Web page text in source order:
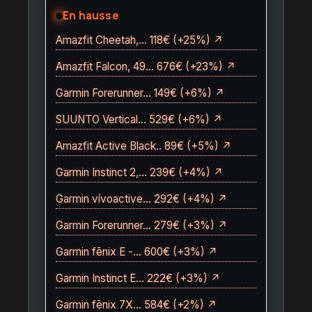
En hausse
Amazfit Cheetah,… 118€ (+25%) ↗
Amazfit Falcon, 49… 676€ (+23%) ↗
Garmin Forerunner… 149€ (+6%) ↗
SUUNTO Vertical… 529€ (+6%) ↗
Amazfit Active Black.. 89€ (+5%) ↗
Garmin Instinct 2,… 239€ (+4%) ↗
Garmin vívoactive… 292€ (+4%) ↗
Garmin Forerunner… 279€ (+3%) ↗
Garmin fēnix E -… 600€ (+3%) ↗
Garmin Instinct E… 222€ (+3%) ↗
Garmin fēnix 7X… 584€ (+2%) ↗